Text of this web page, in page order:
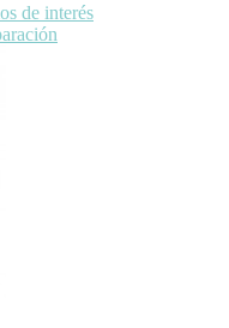
de interés